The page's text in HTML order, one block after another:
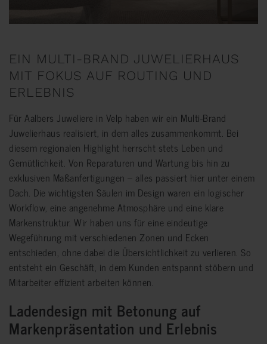
EIN MULTI-BRAND JUWELIERHAUS
MIT FOKUS AUF ROUTING UND
ERLEBNIS
Für Aalbers Juweliere in Velp haben wir ein Multi-Brand
Juwelierhaus realisiert, in dem alles zusammenkommt. Bei
diesem regionalen Highlight herrscht stets Leben und
Gemütlichkeit. Von Reparaturen und Wartung bis hin zu
exklusiven Maßanfertigungen – alles passiert hier unter einem
Dach. Die wichtigsten Säulen im Design waren ein logischer
Workflow, eine angenehme Atmosphäre und eine klare
Markenstruktur. Wir haben uns für eine eindeutige
Wegeführung mit verschiedenen Zonen und Ecken
entschieden, ohne dabei die Übersichtlichkeit zu verlieren. So
entsteht ein Geschäft, in dem Kunden entspannt stöbern und
Mitarbeiter effizient arbeiten können.
Ladendesign mit Betonung auf
Markenpräsentation und Erlebnis